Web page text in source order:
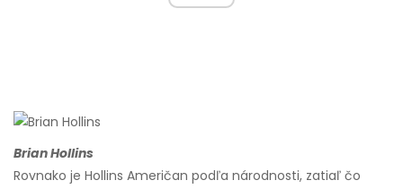
Brian Hollins
Rovnako je Hollins Američan podľa národnosti, zatiaľ čo